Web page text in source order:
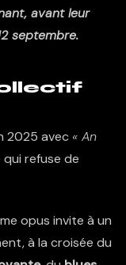
avant leur
septembre.
2025 avec « An
refuse de
opus invite à un
à la croisée du